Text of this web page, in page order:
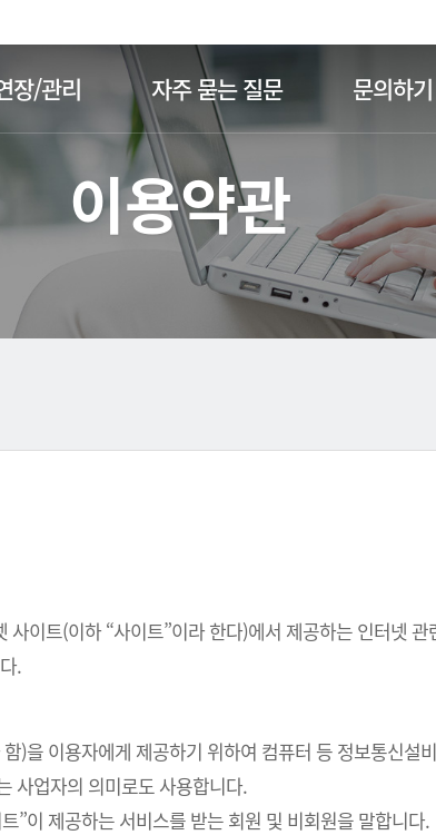
장/관리 자주 묻는 질문 문의하기
이용약관
이트(이하 “사이트”이라 한다)에서 제공하는 인터넷
.
)을 이용자에게 제공하기 위하여 컴퓨터 등 정보통신설
사업자의 의미로도 사용합니다.
”이 제공하는 서비스를 받는 회원 및 비회원을 말합니다.